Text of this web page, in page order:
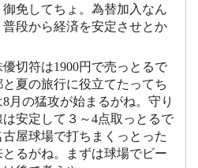
免してちょ。為替加入なん
段から経済を安定させとか
切符は1900円で売っとるで
夏の旅行に役立てたってち
月の猛攻が始まるがね。守り
安定して３～4点取っとるで
屋球場で打ちまくっとった
とるがね。まずは球場でビー